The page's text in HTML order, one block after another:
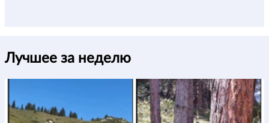
Лучшее за неделю